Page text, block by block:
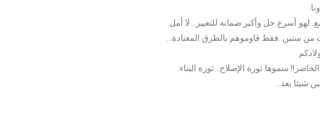
أسرع حل وأكبر ضمانة للتغيير…لا أمل
من سنين..فقط قاوموهم بالطرق المعتادة…
سموها ثورة الإصلاح…ثورة البناء.
شيئا بعد..